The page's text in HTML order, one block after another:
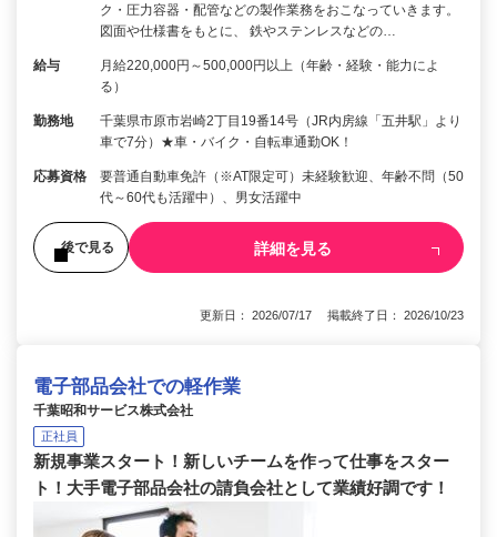
ク・圧力容器・配管などの製作業務をおこなっていきます。
図面や仕様書をもとに、 鉄やステンレスなどの…
給与
月給220,000円～500,000円以上（年齢・経験・能力によ
る）
勤務地
千葉県市原市岩崎2丁目19番14号（JR内房線「五井駅」より
車で7分）★車・バイク・自転車通勤OK！
応募資格
要普通自動車免許（※AT限定可）未経験歓迎、年齢不問（50
代～60代も活躍中）、男女活躍中
後で見る 詳細を見る
更新日： 2026/07/17 掲載終了日： 2026/10/23
電子部品会社での軽作業
千葉昭和サービス株式会社
正社員
新規事業スタート！新しいチームを作って仕事をスター
ト！大手電子部品会社の請負会社として業績好調です！